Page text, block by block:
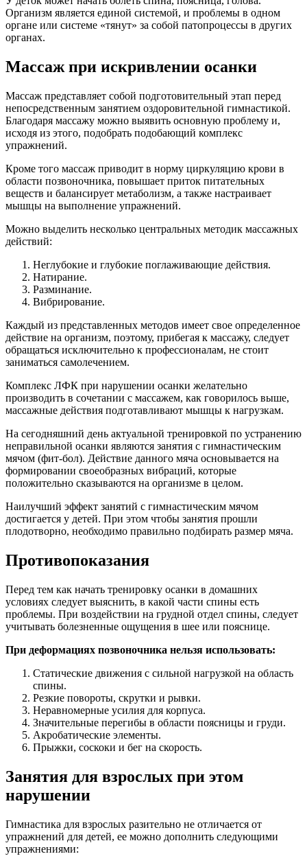
Организм является единой системой, и проблемы в одном
органе или системе «тянут» за собой патопроцессы в других
органах.
Массаж при искривлении осанки
Массаж представляет собой подготовительный этап перед
непосредственным занятием оздоровительной гимнастикой.
Благодаря массажу можно выявить основную проблему и,
исходя из этого, подобрать подобающий комплекс
упражнений.
Кроме того массаж приводит в норму циркуляцию крови в
области позвоночника, повышает приток питательных
веществ и балансирует метаболизм, а также настраивает
мышцы на выполнение упражнений.
Можно выделить несколько центральных методик массажных
действий:
Неглубокие и глубокие поглаживающие действия.
Натирание.
Разминание.
Вибрирование.
Каждый из представленных методов имеет свое определенное
действие на организм, поэтому, прибегая к массажу, следует
обращаться исключительно к профессионалам, не стоит
заниматься самолечением.
Комплекс ЛФК при нарушении осанки желательно
производить в сочетании с массажем, как говорилось выше,
массажные действия подготавливают мышцы к нагрузкам.
На сегодняшний день актуальной тренировкой по устранению
неправильной осанки являются занятия с гимнастическим
мячом (фит-бол). Действие данного мяча основывается на
формировании своеобразных вибраций, которые
положительно сказываются на организме в целом.
Наилучший эффект занятий с гимнастическим мячом
достигается у детей. При этом чтобы занятия прошли
плодотворно, необходимо правильно подбирать размер мяча.
Противопоказания
Перед тем как начать тренировку осанки в домашних
условиях следует выяснить, в какой части спины есть
проблемы. При воздействии на грудной отдел спины, следует
учитывать болезненные ощущения в шее или пояснице.
При деформациях позвоночника нельзя использовать:
Статические движения с сильной нагрузкой на область
спины.
Резкие повороты, скрутки и рывки.
Неравномерные усилия для корпуса.
Значительные перегибы в области поясницы и груди.
Акробатические элементы.
Прыжки, соскоки и бег на скорость.
Занятия для взрослых при этом
нарушении
Гимнастика для взрослых разительно не отличается от
упражнений для детей, ее можно дополнить следующими
упражнениями: